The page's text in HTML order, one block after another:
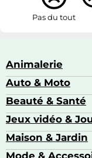
Pas du tout
Animalerie
Abris pour
Aquariophilie
Colliers GPS
Auto & Moto
Accessoires auto
Attelage &
Autoradios
Beauté & Santé
Alimentation
Amour &
Appareils de
Jeux vidéo &
Accessoires de
Consoles de jeux
Maison & Jardin